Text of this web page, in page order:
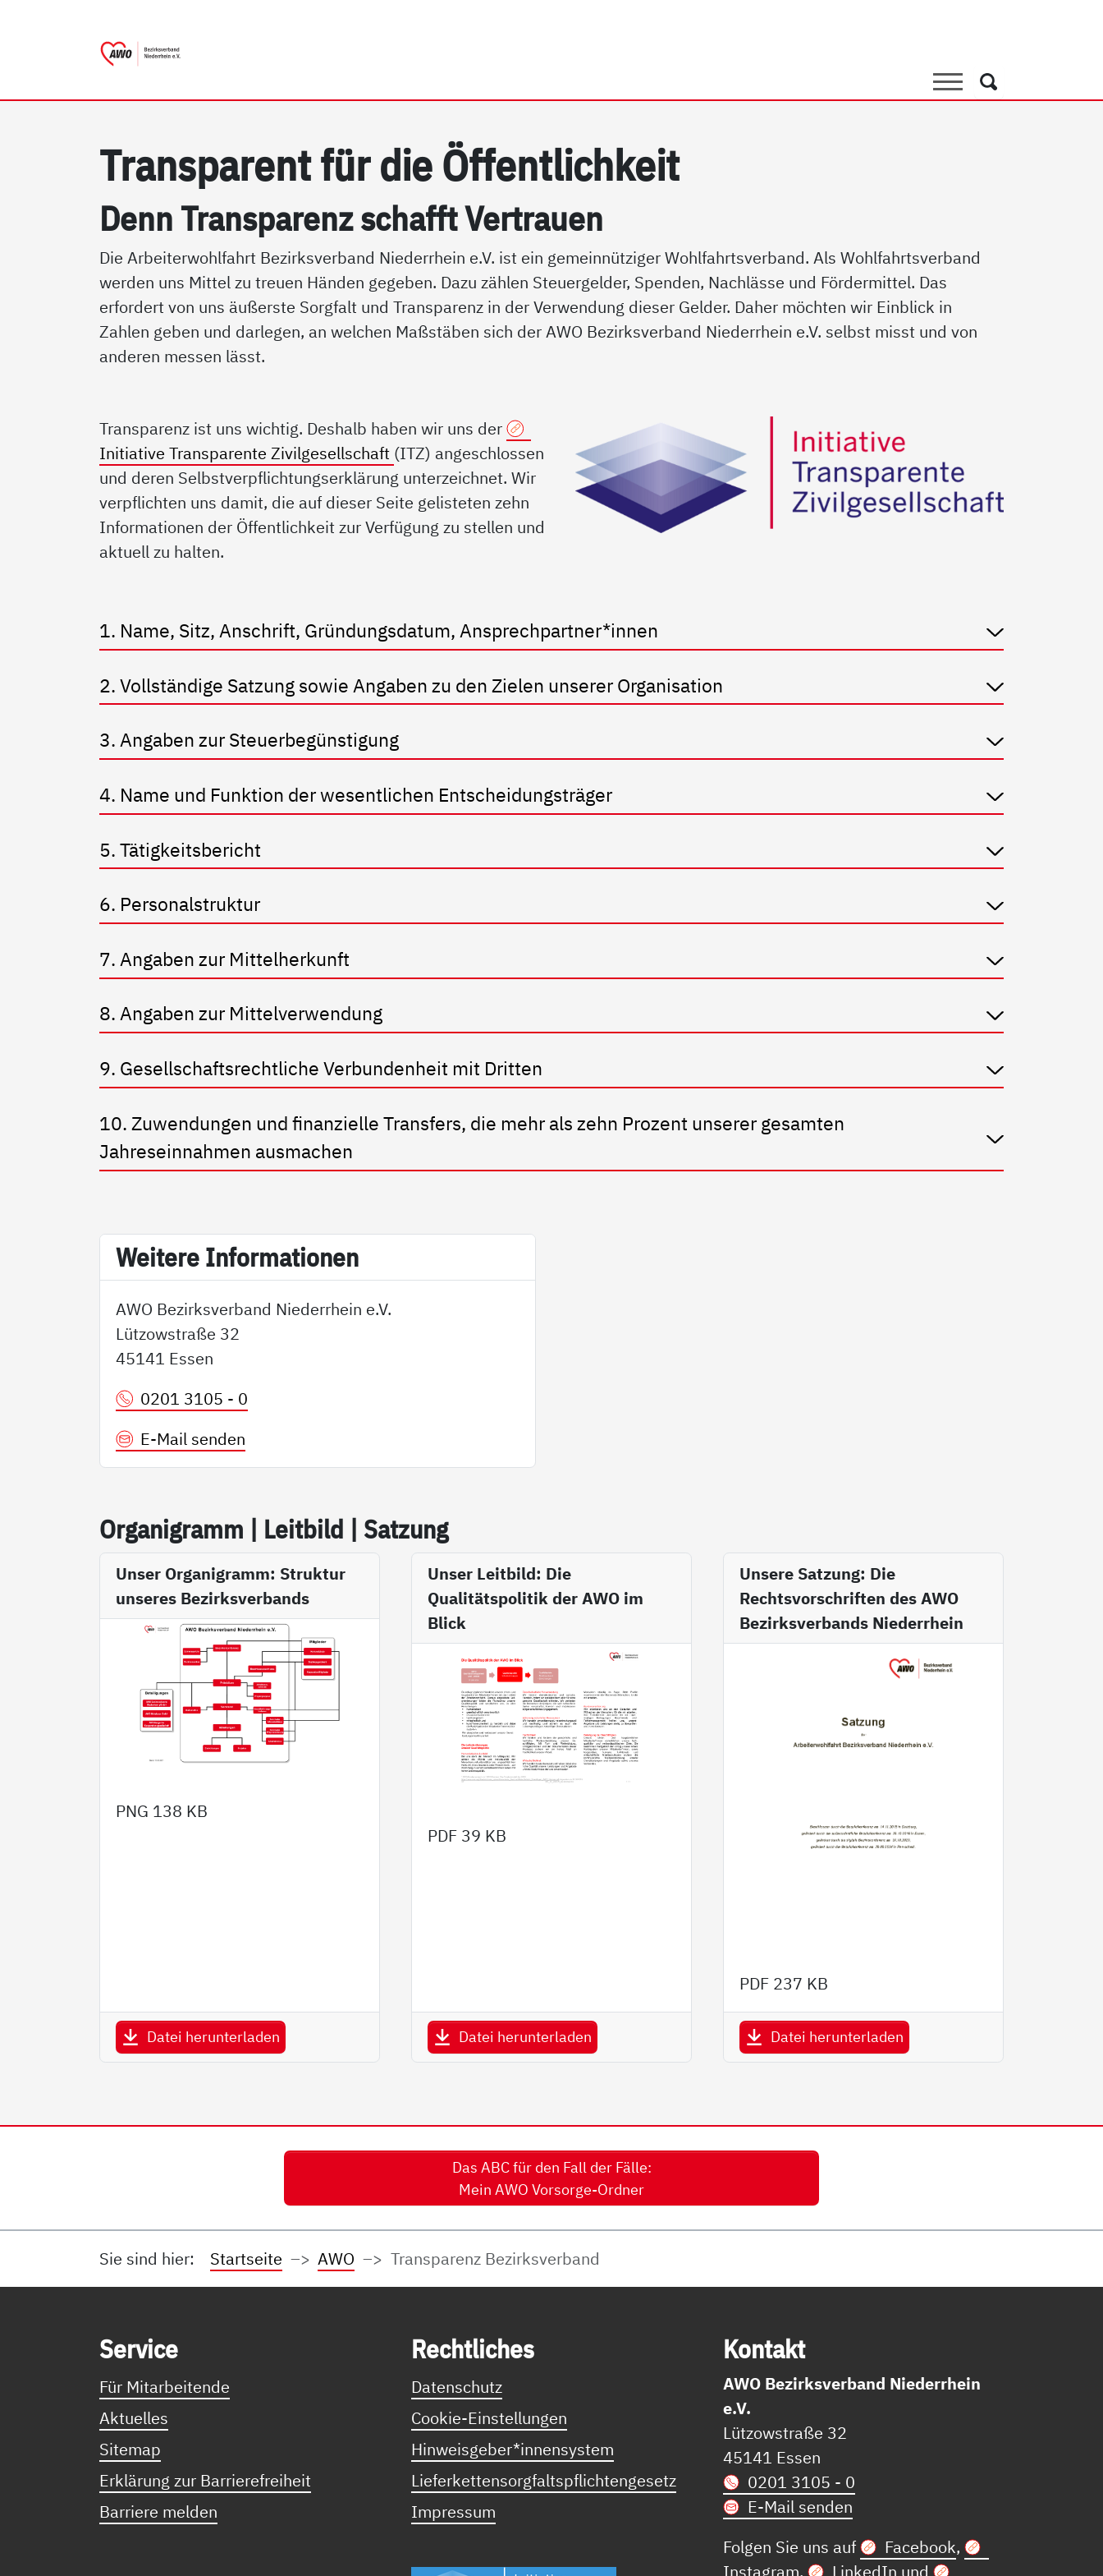
Suche
Suche
Tran­s­pa­rent für die Öf­f­ent­lich­keit
Denn Tran­s­pa­renz schafft Ver­trau­en
Die Arbeiterwohlfahrt Bezirksverband Niederrhein e.V. ist ein gemeinnütziger Wohlfahrtsverband. Als Wohlfahrtsverband
werden uns Mittel zu treuen Händen gegeben. Dazu zählen Steuergelder, Spenden, Nachlässe und Fördermittel. Das
erfordert von uns äußerste Sorgfalt und Transparenz in der Verwendung dieser Gelder. Daher möchten wir Einblick in
Zahlen geben und darlegen, an welchen Maßstäben sich der AWO Bezirksverband Niederrhein e.V. selbst misst und von
anderen messen lässt.
Transparenz ist uns wichtig. Deshalb haben wir uns der
Initiative Transparente Zivilgesellschaft (ITZ) angeschlossen
und deren Selbstverpflichtungserklärung unterzeichnet. Wir
verpflichten uns damit, die auf dieser Seite gelisteten zehn
Informationen der Öffentlichkeit zur Verfügung zu stellen und
aktuell zu halten.
1. Name, Sitz, Anschrift, Gründungsdatum, Ansprechpartner*innen
2. Vollständige Satzung sowie Angaben zu den Zielen unserer Organisation
3. Angaben zur Steuerbegünstigung
4. Name und Funktion der wesentlichen Entscheidungsträger
5. Tätigkeitsbericht
6. Personalstruktur
7. Angaben zur Mittelherkunft
8. Angaben zur Mittelverwendung
9. Gesellschaftsrechtliche Verbundenheit mit Dritten
10. Zuwendungen und finanzielle Transfers, die mehr als zehn Prozent unserer gesamten
Jahreseinnahmen ausmachen
Wei­te­re In­for­ma­tio­nen
AWO Bezirksverband Niederrhein e.V.
Lützowstraße 32
45141 Essen
0201 3105 - 0
E-Mail senden
Or­ga­ni­gramm | Leit­bild | Sat­zung
Unser Organigramm: Struktur
unseres Bezirksverbands
PNG 138 KB
Datei herunterladen
Unser Leitbild: Die
Qualitätspolitik der AWO im
Blick
PDF 39 KB
Datei herunterladen
Unsere Satzung: Die
Rechtsvorschriften des AWO
Bezirksverbands Niederrhein
PDF 237 KB
Datei herunterladen
Das ABC für den Fall der Fälle:
Mein AWO Vorsorge-Ordner
Sie sind hier: Startseite AWO Transparenz Bezirksverband
Ser­vice
Für Mitarbeitende
Aktuelles
Sitemap
Erklärung zur Barrierefreiheit
Barriere melden
Recht­li­ches
Datenschutz
Cookie-Einstellungen
Hinweisgeber*innensystem
Lieferkettensorgfaltspflichtengesetz
Impressum
Kon­takt
AWO Bezirksverband Niederrhein
e.V.
Lützowstraße 32
45141 Essen
0201 3105 - 0
E-Mail senden
Folgen Sie uns auf
Facebook,